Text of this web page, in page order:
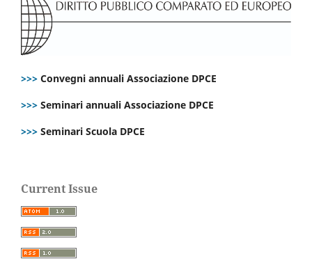
>>> Convegni annuali Associazione DPCE
>>> Seminari annuali Associazione DPCE
>>> Seminari Scuola DPCE
Current Issue